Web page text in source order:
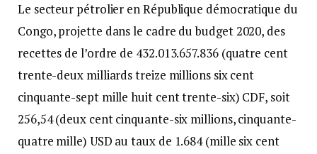
Le secteur pétrolier en République démocratique du
Congo, projette dans le cadre du budget 2020, des
recettes de l’ordre de 432.013.657.836 (quatre cent
trente-deux milliards treize millions six cent
cinquante-sept mille huit cent trente-six) CDF, soit
256,54 (deux cent cinquante-six millions, cinquante-
quatre mille) USD au taux de 1.684 (mille six cent